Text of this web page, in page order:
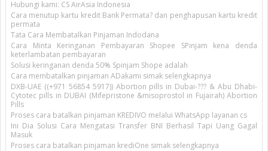
Hubungi kami: CS AirAsia Indonesia
Cara menutup kartu kredit Bank Permata? dan penghapusan kartu kredit
permata
Tata Cara Membatalkan Pinjaman Indodana
Cara Minta Keringanan Pembayaran Shopee SPinjam kena denda
keterlambatan pembayaran
Solusi keringanan denda 50% Spinjam Shope adalah
Cara membatalkan pinjaman ADakami simak selengkapnya
DXB-UAE ((+971 56854 5917)) Abortion pills in Dubai-??? & Abu Dhabi-
Cytotec pills in DUBAI (Mifepristone &misoprostol in Fujairah) Abortion
Pills
Proses cara batalkan pinjaman KREDIVO melalui WhatsApp layanan cs
Ini Dia Solusi Cara Mengatasi Transfer BNI Berhasil Tapi Uang Gagal
Masuk
Proses cara batalkan pinjaman krediOne simak selengkapnya